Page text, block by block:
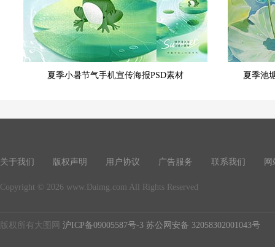
夏季小暑节气手机宣传海报PSD素材 夏季池
关于我们 版权声明 用户协议 广告服务 联系我们 网
Copyright © 2026 www.Daimg.com All Rights Reserved
版权所有大图网 沪ICP备09005587号-3 苏公网安备 32058302001043号